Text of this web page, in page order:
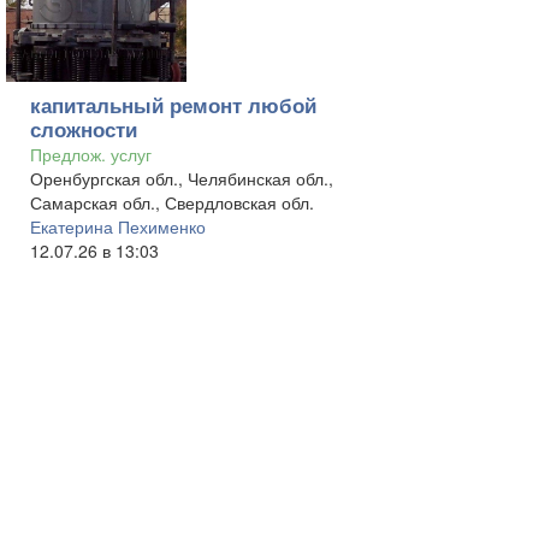
капитальный ремонт любой
сложности
Предлож. услуг
Оренбургская обл., Челябинская обл.,
Самарская обл., Свердловская обл.
Екатерина Пехименко
12.07.26 в 13:03